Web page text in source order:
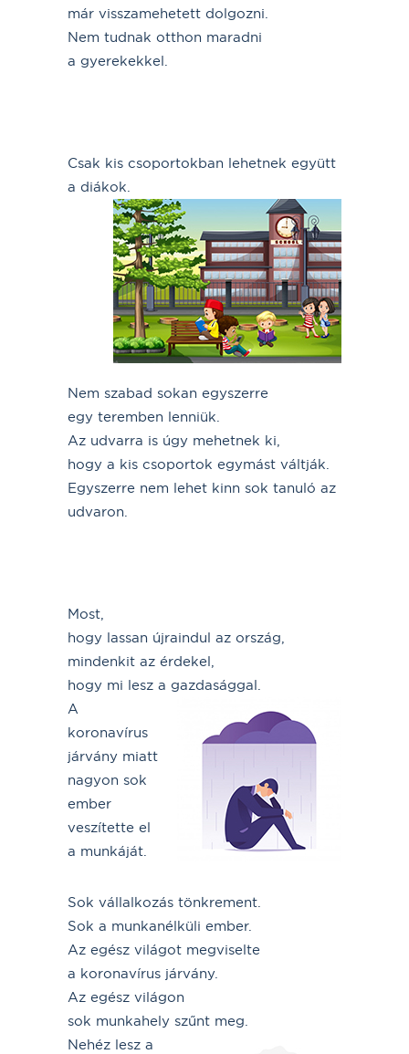
már visszamehetett dolgozni.
Nem tudnak otthon maradni
a gyerekekkel.
Csak kis csoportokban lehetnek együtt
a diákok.
Nem szabad sokan egyszerre
egy teremben lenniük.
Az udvarra is úgy mehetnek ki,
hogy a kis csoportok egymást váltják.
Egyszerre nem lehet kinn sok tanuló az
udvaron.
Most,
hogy lassan újraindul az ország,
mindenkit az érdekel,
hogy mi lesz a gazdasággal.
A
koronavírus
járvány miatt
nagyon sok
ember
veszítette el
a munkáját.
Sok vállalkozás tönkrement.
Sok a munkanélküli ember.
Az egész világot megviselte
a koronavírus járvány.
Az egész világon
sok munkahely szűnt meg.
Nehéz lesz a